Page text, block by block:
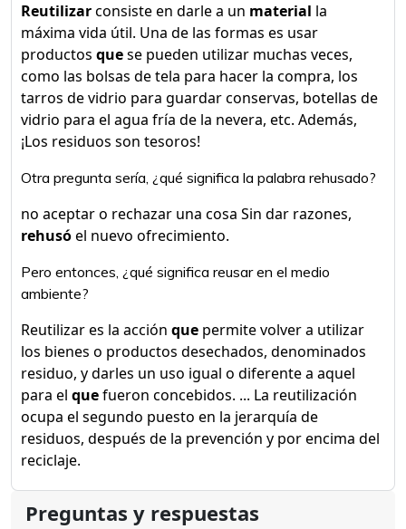
Reutilizarconsiste en darle a un material la
máxima vida útil. Una de las formas es usar
productos quese pueden utilizar muchas veces,
como las bolsas de tela para hacer la compra, los
tarros de vidrio para guardar conservas, botellas de
vidrio para el agua fría de la nevera, etc. Además,
¡Los residuos son tesoros!
Otra pregunta sería, ¿qué significa la palabra rehusado?
no aceptar o rechazar una cosa Sin dar razones,
rehusóel nuevo ofrecimiento.
Pero entonces, ¿qué significa reusar en el medio
ambiente?
Reutilizar es la acción que permite volver a utilizar
los bienes o productos desechados, denominados
residuo, y darles un uso igual o diferente a aquel
para el quefueron concebidos. ... La reutilización
ocupa el segundo puesto en la jerarquía de
residuos, después de la prevención y por encima del
reciclaje.
Preguntas y respuestas